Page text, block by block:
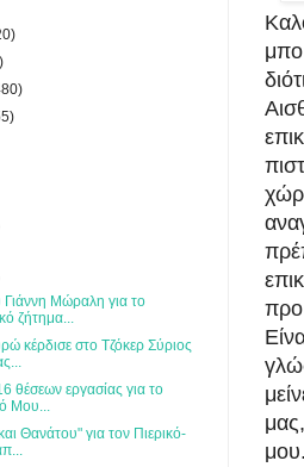
Μώραλη για το
ζήτημα...
κέρδισε στο Τζόκερ Σύριος
θέσεων εργασίας για το
Μου...
Θανάτου" για τον Πιερικό-